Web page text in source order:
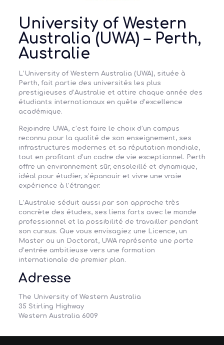
University of Western
Australia (UWA) – Perth,
Australie
L’University of Western Australia (UWA), située à
Perth, fait partie des universités les plus
prestigieuses d’Australie et attire chaque année des
étudiants internationaux en quête d’excellence
académique.
Rejoindre UWA, c’est faire le choix d’un campus
reconnu pour la qualité de son enseignement, ses
infrastructures modernes et sa réputation mondiale,
tout en profitant d’un cadre de vie exceptionnel. Perth
offre un environnement sûr, ensoleillé et dynamique,
idéal pour étudier, s’épanouir et vivre une vraie
expérience à l’étranger.
L’Australie séduit aussi par son approche très
concrète des études, ses liens forts avec le monde
professionnel et la possibilité de travailler pendant
son cursus. Que vous envisagiez une Licence, un
Masterou un Doctorat, UWA représente une porte
d’entrée ambitieuse vers une formation
internationale de premier plan.
Adresse
The University of Western Australia
35 Stirling Highway
Western Australia 6009